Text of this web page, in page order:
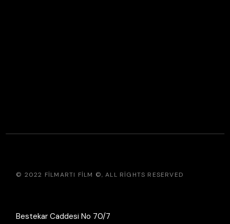
© 2022 FILMARTI FILM ©, ALL RIGHTS RESERVED
Bestekar Caddesi No 70/7